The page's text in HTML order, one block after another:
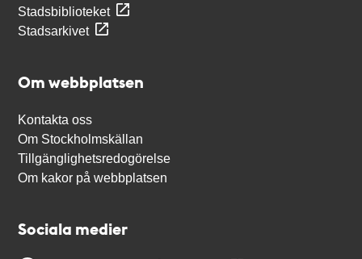
Stadsbiblioteket
Stadsarkivet
Om webbplatsen
Kontakta oss
Om Stockholmskällan
Tillgänglighetsredogörelse
Om kakor på webbplatsen
Sociala medier